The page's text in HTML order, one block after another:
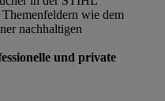
wie dem
nachhaltigen
und private